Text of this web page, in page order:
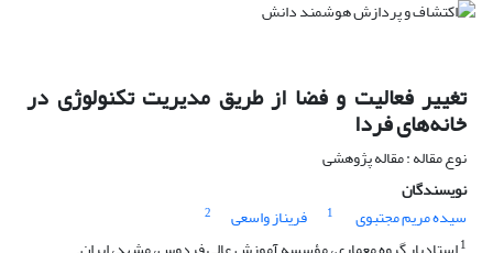
تغییر فعالیت و فضا از طریق مدیریت تکنولوژی در
خانه‌های فردا
نوع مقاله : مقاله پژوهشی
نویسندگان
سیده مریم مجتبوی
1 فریناز واسعی
2
1